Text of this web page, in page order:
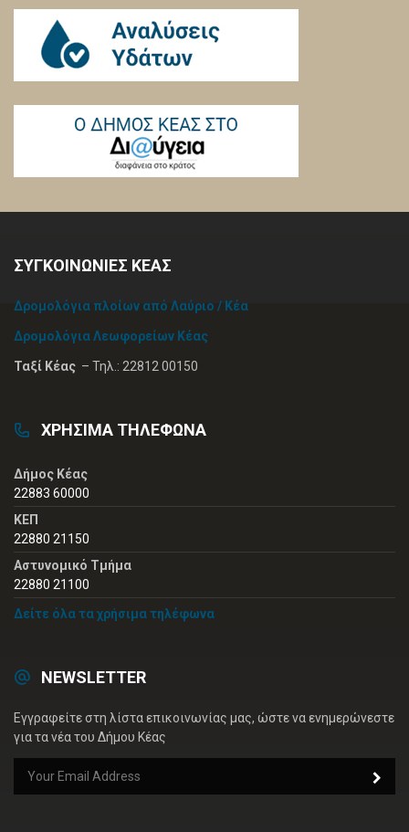
ΣΥΓΚΟΙΝΩΝΙΕΣ ΚΕΑΣ
Δρομολόγια πλοίων από Λαύριο / Κέα
Δρομολόγια Λεωφορείων Κέας
Ταξί Κέας – Τηλ.: 22812 00150
ΧΡΗΣΙΜΑ ΤΗΛΕΦΩΝΑ
Δήμος Κέας
22883 60000
ΚΕΠ
22880 21150
Αστυνομικό Τμήμα
22880 21100
Δείτε όλα τα χρήσιμα τηλέφωνα
NEWSLETTER
Εγγραφείτε στη λίστα επικοινωνίας μας, ώστε να ενημερώνεστε
για τα νέα του Δήμου Κέας